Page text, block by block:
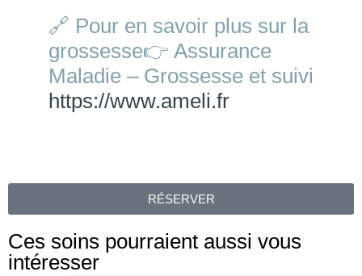
🔗 Pour en savoir plus sur la
grossesse👉 Assurance
Maladie – Grossesse et suivi
https://www.ameli.fr
RÉSERVER
Ces soins pourraient aussi vous
intéresser